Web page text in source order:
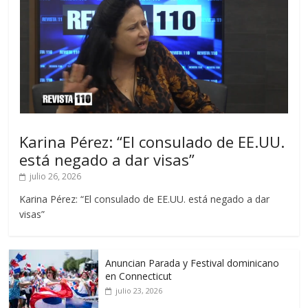
Karina Pérez: “El consulado de EE.UU.
está negado a dar visas”
julio 26, 2026
Karina Pérez: “El consulado de EE.UU. está negado a dar
visas”
Anuncian Parada y Festival dominicano
en Connecticut
julio 23, 2026